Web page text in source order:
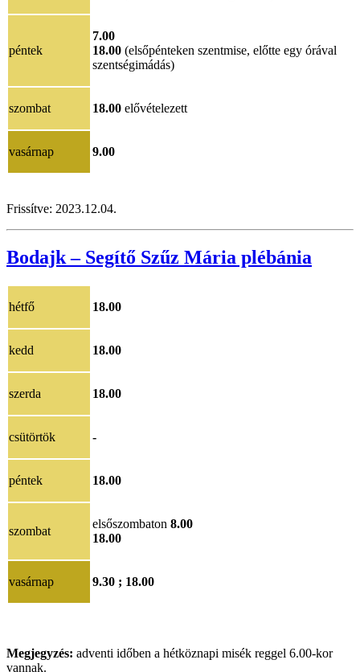
péntek
7.00
18.00 (elsőpénteken szentmise, előtte egy órával
szentségimádás)
szombat 18.00 elővételezett
vasárnap 9.00
Frissítve: 2023.12.04.
Bodajk – Segítő Szűz Mária plébánia
hétfő 18.00
kedd 18.00
szerda 18.00
csütörtök -
péntek 18.00
szombat
elsőszombaton 8.00
18.00
vasárnap 9.30 ; 18.00
Megjegyzés: adventi időben a hétköznapi misék reggel 6.00-kor
vannak.